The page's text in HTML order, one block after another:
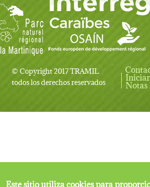
© Copyright 2017 TRAMIL
todos los derechos reservados
User
Notas
Este sitio utiliza cookies para